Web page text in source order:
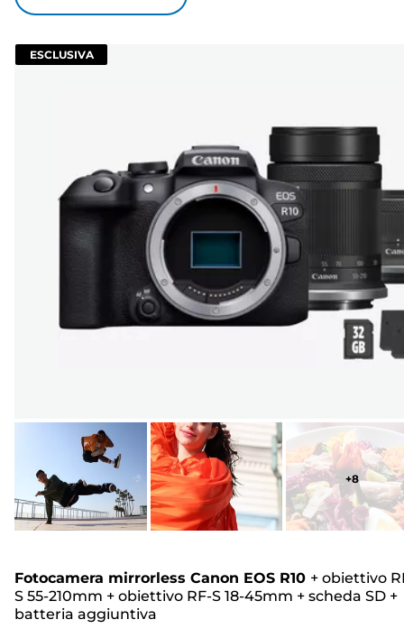
ESCLUSIVA
+8
Fotocamera mirrorless Canon EOS R10 + obiettivo
S 55-210mm + obiettivo RF-S 18-45mm + scheda SD +
batteria aggiuntiva